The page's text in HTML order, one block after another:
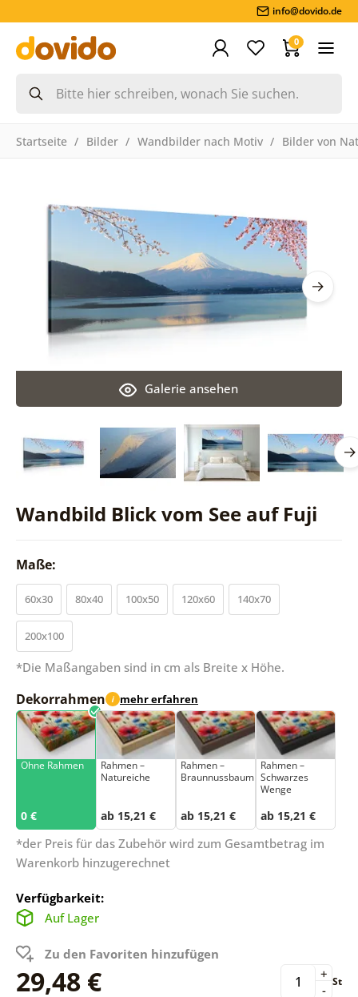
info@dovido.de
0
Startseite Bilder Wandbilder nach Motiv Bilder von
Wandbild Blick vom See auf Fuji
Galerie ansehen
Maße:
60x30 80x40 100x50 120x60 140x70
200x100
*Die Maßangaben sind in cm als Breite x Höhe.
Dekorrahmen i mehr erfahren
Ohne Rahmen
0 €
Rahmen –
Natureiche
ab 15,21 €
Rahmen –
Braunnussbaum
ab 15,21 €
Rahmen –
Schwarzes
Wenge
ab 15,21 €
*der Preis für das Zubehör wird zum Gesamtbetrag im
Warenkorb hinzugerechnet
Verfügbarkeit:
Auf Lager
Zu den Favoriten hinzufügen
29,48 € -
+ St